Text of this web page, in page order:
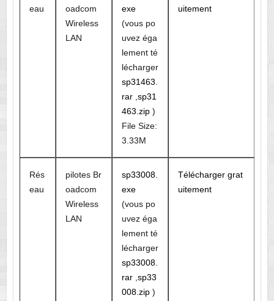
eau
oadcom
Wireless
LAN
exe
(vous po
uvez éga
lement té
lécharger
sp31463.
rar, sp31
463.zip)
File Size:
3.33M
uitement
Rés
eau
pilotes Br
oadcom
Wireless
LAN
sp33008.
exe
(vous po
uvez éga
lement té
lécharger
sp33008.
rar, sp33
008.zip)
Télécharger grat
uitement